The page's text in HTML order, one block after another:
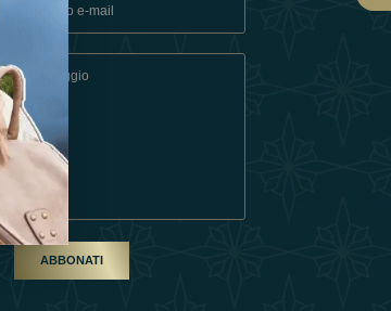
ABBONATI